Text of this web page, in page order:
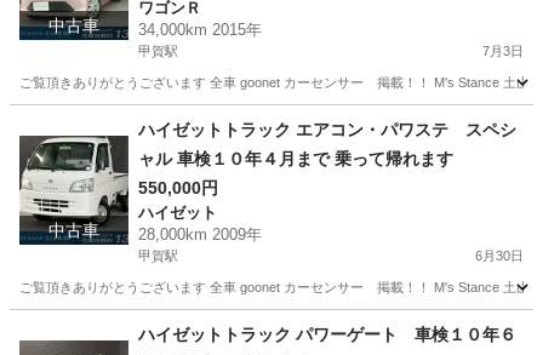
中古車
ワゴンＲ
34,000km 2015年
甲賀駅 7月3日
ご覧頂きありがとうございます 全車 goonet カーセンサー 掲載！！ M's Stance 土
甲賀駅 ワゴンＲ
中古車
ハイゼットトラック エアコン・パワステ スペシ
ャル 車検１０年４月まで 乗って帰れます
550,000円
ハイゼット
28,000km 2009年
甲賀駅 6月30日
ご覧頂きありがとうございます 全車 goonet カーセンサー 掲載！！ M's Stance 土
甲賀駅 ハイゼット トラック
ハイゼットトラック パワーゲート 車検１０年６